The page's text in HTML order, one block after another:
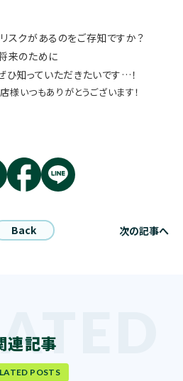
スクがあるのをご存知ですか？
来のために
知っていただきたいです…！
いつもありがとうございます！
Back 次の記事へ
連記事
POSTS